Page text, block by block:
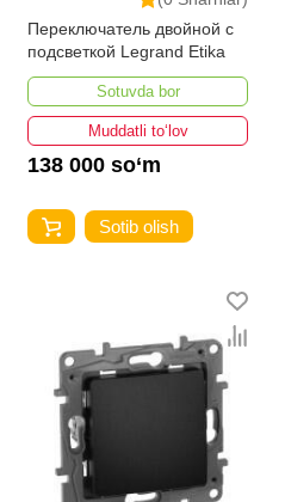
Переключатель двойной с
подсветкой Legrand Etika
Sotuvda bor
Muddatli to‘lov
138 000 so‘m
Sotib olish